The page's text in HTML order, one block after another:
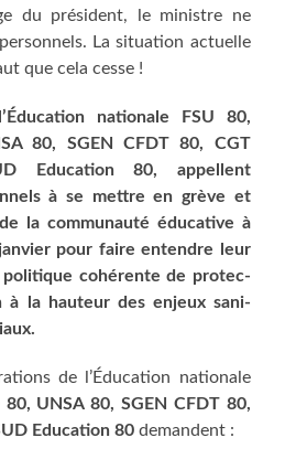
du pré­sident, le ministre ne
La situa­tion actuelle
que cela cesse !
natio­nale FSU 80,
80, SGEN CFDT 80, CGT
Edu­ca­tion 80, appellent
à se mettre en grève et
la com­mu­nau­té édu­ca­tive à
pour faire entendre leur
cohé­rente de pro­tec­
à la hau­teur des enjeux sani­
de l’Éducation natio­nale
80, UNSA 80, SGEN CFDT 80,
Edu­ca­tion 80 demandent :